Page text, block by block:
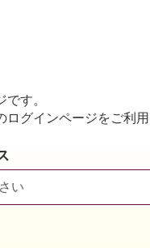
す。
グインページをご利用